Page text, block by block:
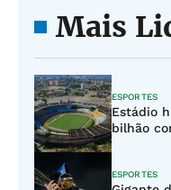
Mais
ESPORTES
Estádio
bilhão
ESPORTES